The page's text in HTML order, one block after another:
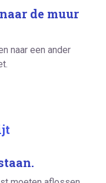
de muur
naar een ander